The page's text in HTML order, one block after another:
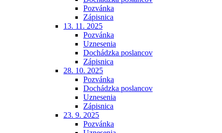
Pozvánka
Zápisnica
13. 11. 2025
Pozvánka
Uznesenia
Dochádzka poslancov
Zápisnica
28. 10. 2025
Pozvánka
Dochádzka poslancov
Uznesenia
Zápisnica
23. 9. 2025
Pozvánka